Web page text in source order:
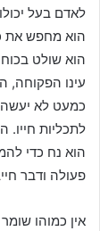
לאדם בעל
הוא מחפש את
הוא שולט
עינו הפקוחה,
כמעט לא
לתכליות חייו.
הוא נח כדי
פעולה ודבר
אין כמוהו